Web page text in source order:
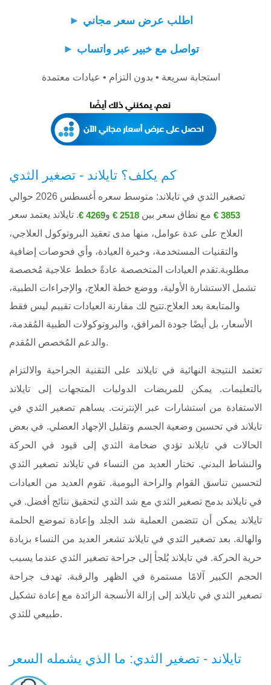
► اطلب عرض سعر مجاني
► تواصل مع خبير عبر واتساب
استجابة سريعة • بدون التزام • عيادات معتمدة
كم يكلف؟ تايلاند - تصغير الثدي
تصغير الثدي في تايلاند: متوسط ​​سعره أغسطس 2026 حوالي
3853 €
مع نطاق سعر بين 2518 € و4269 €
. تايلاند يعتمد سعر
العلاج على عدة عوامل، منها مدى تعقيد البروتوكول العلاجي،
والتقنيات المستخدمة، وخبرة العيادة، وأي فحوصات إضافية
مطلوبة.تقدم العيادات المتخصصة عادةً خطط علاجية مُخصصة
تشمل الاستشارة الأولية، ووضع خطة العلاج، والإجراءات الطبية،
والمتابعة بعد العلاج.تتيح لك مقارنة العيادات تقييم ليس فقط
الأسعار، بل أيضًا جودة المرافق، والبروتوكولات الطبية المُقدمة،
والدعم المُخصص المُقدم.
تعتمد النتيجة النهائية في تايلاند على التقنية الجراحية والالتزام
بالتعليمات. يمكن للمريضات الدوليات المتجهات إلى تايلاند
الاستفادة من استشارات عبر الإنترنت. يساهم تصغير الثدي في
تايلاند في تحسين وضعية الجسم وتقليل الإجهاد العضلي. في بعض
الحالات في تايلاند تؤدي ضخامة الثدي إلى قيود في الحركة
والنشاط البدني. تختار العديد من النساء في تايلاند تصغير الثدي
لتحسين تناسق القوام والراحة اليومية. تقوم العديد من العيادات
في تايلاند بدمج تصغير الثدي مع شد الثدي لتحقيق نتائج أفضل. في
تايلاند يمكن أن تتضمن العملية شد الجلد وإعادة تموضع الحلمة
والهالة. بعد تصغير الثدي في تايلاند تشعر العديد من النساء بزيادة
حرية الحركة. في تايلاند يُلجأ إلى جراحة تصغير الثدي عندما يسبب
الحجم الكبير آلامًا مستمرة في الظهر والرقبة. تهدف جراحة
تصغير الثدي في تايلاند إلى إزالة الأنسجة الزائدة مع إعادة تشكيل
طبيعي للثدي.
تايلاند - تصغير الثدي: ما الذي يشمله السعر